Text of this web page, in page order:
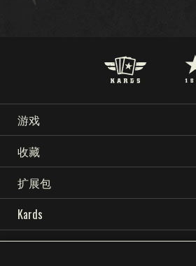
下载 支持 新闻
语言
游戏
KARDS 是什么
如何游戏
商店
国家
KARDS 学院
收藏
收藏
卡组生成器
卡组
扩展包
澳新风暴
早期战争
Kards
下载